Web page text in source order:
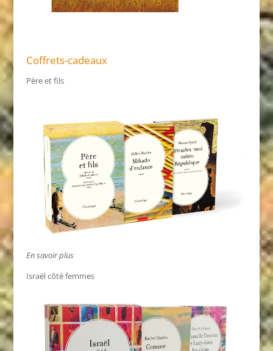
Coffrets-cadeaux
Père et fils
En savoir plus
Israël côté femmes